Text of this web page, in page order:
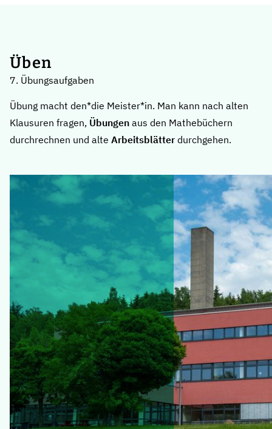
Üben
7. Übungsaufgaben
Übung macht den*die Meister*in. Man kann nach alten
Klausuren fragen, Übungen aus den Mathebüchern
durchrechnen und alte Arbeitsblätter durchgehen.